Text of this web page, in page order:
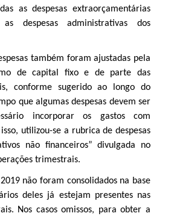
as despesas extraorçamentárias
despesas administrativas dos
também foram ajustadas pela
de capital fixo e de parte das
conforme sugerido ao longo do
que algumas despesas devem ser
incorporar os gastos com
utilizou-se a rubrica de despesas
não financeiros” divulgada no
trimestrais.
não foram consolidados na base
deles já estejam presentes nas
Nos casos omissos, para obter a